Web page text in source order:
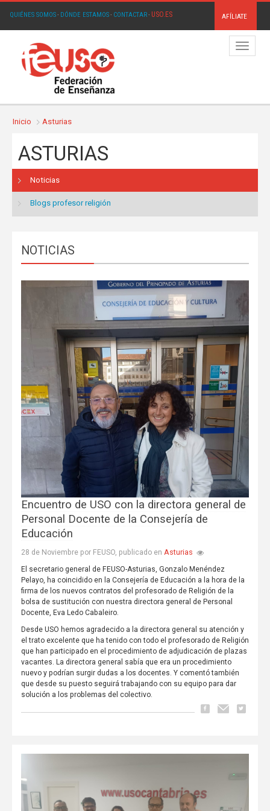
QUIÉNES SOMOS· DÓNDE ESTAMOS· CONTACTAR· USO.ES AFÍLIATE
Menú
Inicio Asturias
ASTURIAS
Noticias
Blogs profesor religión
NOTICIAS
Encuentro de USO con la directora general de
Personal Docente de la Consejería de
Educación
28 de Noviembre por FEUSO, publicado en Asturias
El secretario general de FEUSO-Asturias, Gonzalo Menéndez
Pelayo, ha coincidido en la Consejería de Educación a la hora de la
firma de los nuevos contratos del profesorado de Religión de la
bolsa de sustitución con nuestra directora general de Personal
Docente, Eva Ledo Cabaleiro.
Desde USO hemos agradecido a la directora general su atención y
el trato excelente que ha tenido con todo el profesorado de Religión
que han participado en el procedimiento de adjudicación de plazas
vacantes. La directora general sabía que era un procedimiento
nuevo y podrían surgir dudas a los docentes. Y comentó también
que desde su puesto seguirá trabajando con su equipo para dar
solución a los problemas del colectivo.